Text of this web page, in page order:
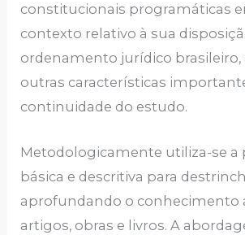
constitucionais programáticas
contexto relativo à sua
ordenamento jurídico brasileiro,
outras características
continuidade do estudo.
Metodologicamente utiliza-se a
básica e descritiva para
aprofundando o conhecimento
artigos, obras e livros. A